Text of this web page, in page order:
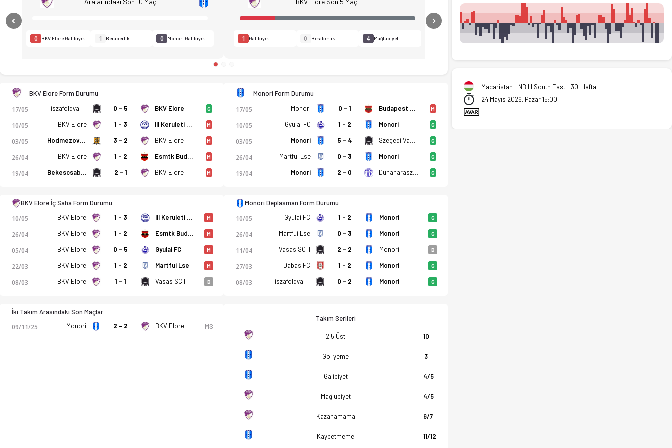
Aralarındaki Son 10 Maç
0 BKV Elore Galibiyeti 1 Beraberlik 0 Monori Galibiyeti
BKV Elore Son 5 Maçı
1 Galibiyet 0 Beraberlik 4 Mağlubiyet
Previous Next
BKV Elore Form Durumu
17/05 Tiszafoldvar Vse 0 - 5 BKV Elore G
10/05 BKV Elore 1 - 3 III Keruleti Tve M
03/05 Hodmezovasarhelyi FC 3 - 2 BKV Elore M
26/04 BKV Elore 1 - 2 Esmtk Budapest M
19/04 Bekescsaba 1912 Elore II 2 - 1 BKV Elore M
Monori Form Durumu
17/05 Monori 0 - 1 Budapest Honved MFA M
10/05 Gyulai FC 1 - 2 Monori G
03/05 Monori 5 - 4 Szegedi Vasutas G
26/04 Martfui Lse 0 - 3 Monori G
19/04 Monori 2 - 0 Dunaharaszti MTK G
BKV Elore İç Saha Form Durumu
10/05 BKV Elore 1 - 3 III Keruleti Tve M
26/04 BKV Elore 1 - 2 Esmtk Budapest M
05/04 BKV Elore 0 - 5 Gyulai FC M
22/03 BKV Elore 1 - 2 Martfui Lse M
08/03 BKV Elore 1 - 1 Vasas SC II B
Monori Deplasman Form Durumu
10/05 Gyulai FC 1 - 2 Monori G
26/04 Martfui Lse 0 - 3 Monori G
11/04 Vasas SC II 2 - 2 Monori B
27/03 Dabas FC 1 - 2 Monori G
08/03 Tiszafoldvar Vse 0 - 2 Monori G
İki Takım Arasındaki Son Maçlar
09/11/25 Monori 2 - 2 BKV Elore MS
Takım Serileri
2.5 Üst 10
Gol yeme 3
Galibiyet 4/5
Mağlubiyet 4/5
Kazanamama 6/7
Kaybetmeme 11/12
Macaristan - NB III South East - 30. Hafta
24 Mayıs 2026, Pazar 15:00